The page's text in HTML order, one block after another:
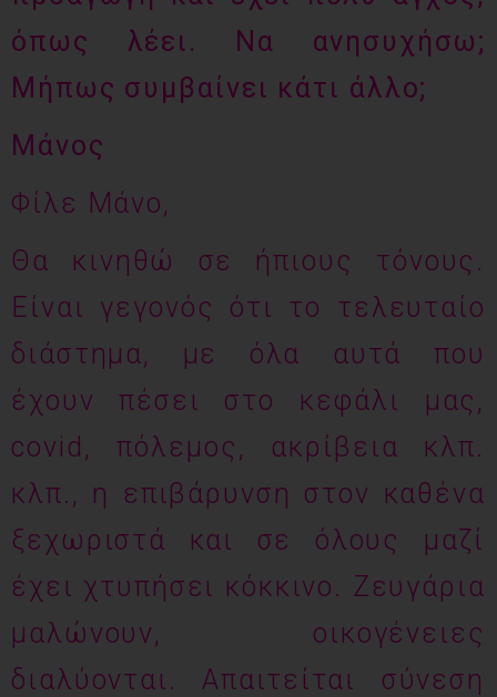
όπως λέει. Να ανησυχήσω;
Μήπως συμβαίνει κάτι άλλο;
Μάνος
Φίλε Μάνο,
Θα κινηθώ σε ήπιους τόνους.
Είναι γεγονός ότι το τελευταίο
διάστημα, με όλα αυτά που
έχουν πέσει στο κεφάλι μας,
covid, πόλεμος, ακρίβεια κλπ.
κλπ., η επιβάρυνση στον καθένα
ξεχωριστά και σε όλους μαζί
έχει χτυπήσει κόκκινο. Ζευγάρια
μαλώνουν, οικογένειες
διαλύονται. Απαιτείται σύνεση